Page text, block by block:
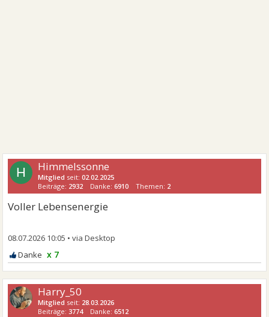
H Himmelssonne
Mitglied seit:02.02.2025
Beiträge: 2932 Danke:6910 Themen: 2
Voller Lebensenergie
08.07.2026 10:05 •
x 7
Harry_50
Mitglied seit: 28.03.2026
Beiträge:3774 Danke:6512